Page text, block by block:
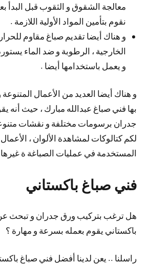
معالجة الشقوق و الثقوب قبل البدأ
نقوم بتأمين المواد الأولية اللازمة .
و هناك أيضا تقديم صباغ مقاوم
الخارجية ، الرطوبة و ضد الماء
و يعمل باستخدامها أيضا .
و هناك أيضا العديد من الأعمال المتنوعة
بها فني صباغ عبدالله مبارك ، حيث أنه
جدران برسومات مختلفة و نقشات
لكم كتالوكات لمشاهدة الألوان ، الأعمال
المستخدمة في عمليات الصباغة ة غيرها
فني صباغ باكستاني
هل ترغب بتركيب ورق جدران و تبحث
باكستاني يقوم بعمله بسرعة و مهارة ؟
راسلنا .. يعن لدينا أفضل فني صباغ